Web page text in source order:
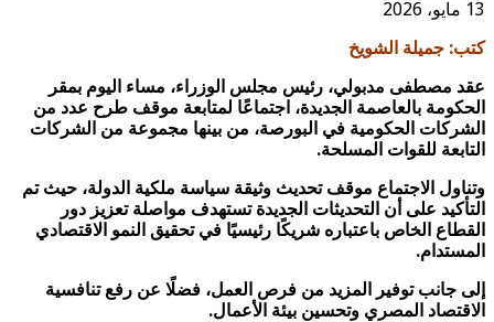
13 مايو، 2026
كتب: جميلة الشويخ
عقد مصطفى مدبولي، رئيس مجلس الوزراء، مساء اليوم بمقر
الحكومة بالعاصمة الجديدة، اجتماعًا لمتابعة موقف طرح عدد من
الشركات الحكومية في البورصة، من بينها مجموعة من الشركات
التابعة للقوات المسلحة.
وتناول الاجتماع موقف تحديث وثيقة سياسة ملكية الدولة، حيث تم
التأكيد على أن التحديثات الجديدة تستهدف مواصلة تعزيز دور
القطاع الخاص باعتباره شريكًا رئيسيًا في تحقيق النمو الاقتصادي
المستدام.
إلى جانب توفير المزيد من فرص العمل، فضلًا عن رفع تنافسية
الاقتصاد المصري وتحسين بيئة الأعمال.